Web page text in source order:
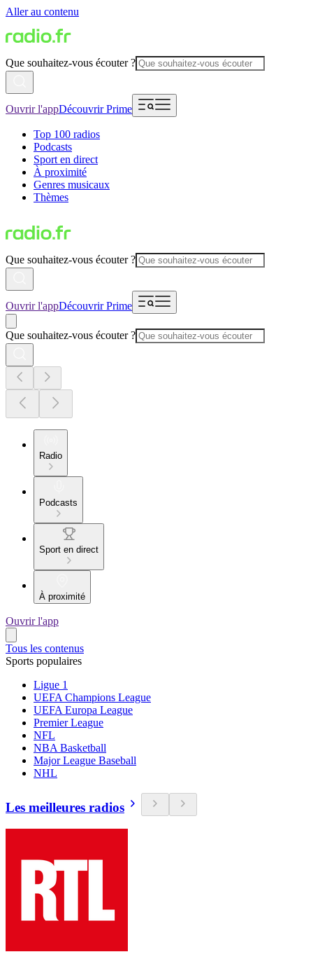
Aller au contenu
Que souhaitez-vous écouter ?
Ouvrir l'appDécouvrir Prime
Top 100 radios
Podcasts
Sport en direct
À proximité
Genres musicaux
Thèmes
Que souhaitez-vous écouter ?
Ouvrir l'appDécouvrir Prime
Que souhaitez-vous écouter ?
Radio
Podcasts
Sport en direct
À proximité
Ouvrir l'app
Tous les contenus
Sports populaires
Ligue 1
UEFA Champions League
UEFA Europa League
Premier League
NFL
NBA Basketball
Major League Baseball
NHL
Les meilleures radios